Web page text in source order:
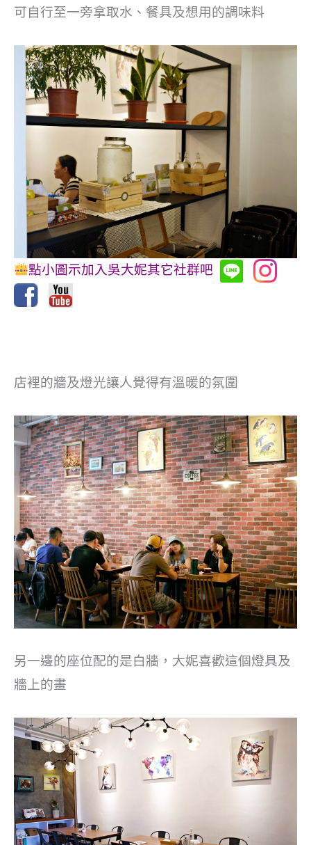
可自行至一旁拿取水、餐具及想用的調味料
點小圖示加入吳大妮其它社群吧
店裡的牆及燈光讓人覺得有溫暖的氛圍
另一邊的座位配的是白牆，大妮喜歡這個燈具及
牆上的畫